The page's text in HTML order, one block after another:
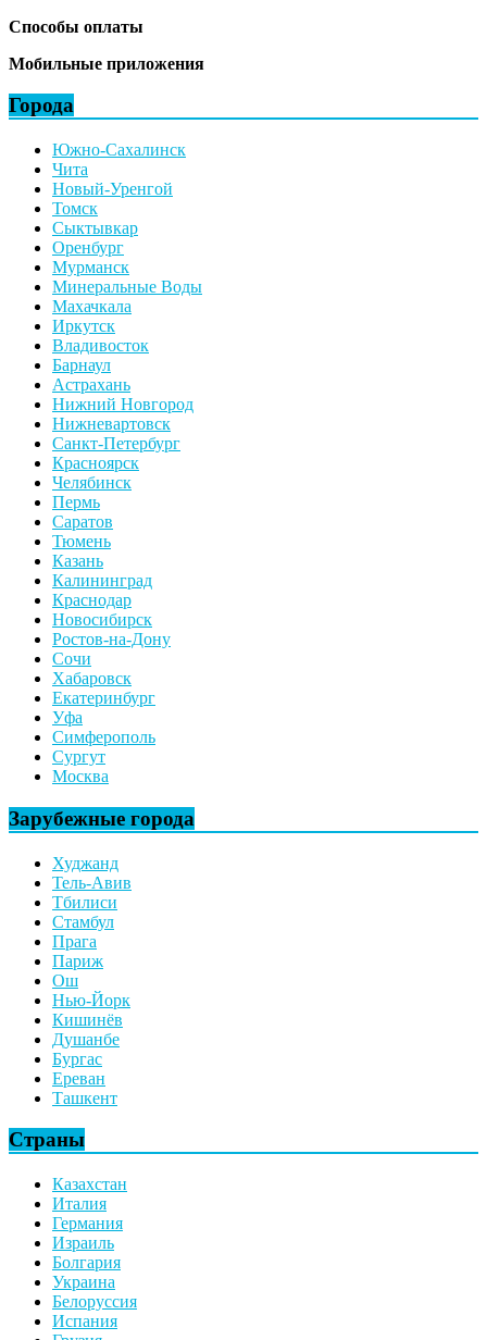
Способы оплаты
Мобильные приложения
Города
Южно-Сахалинск
Чита
Новый-Уренгой
Томск
Сыктывкар
Оренбург
Мурманск
Минеральные Воды
Махачкала
Иркутск
Владивосток
Барнаул
Астрахань
Нижний Новгород
Нижневартовск
Санкт-Петербург
Красноярск
Челябинск
Пермь
Саратов
Тюмень
Казань
Калининград
Краснодар
Новосибирск
Ростов-на-Дону
Сочи
Хабаровск
Екатеринбург
Уфа
Симферополь
Сургут
Москва
Зарубежные города
Худжанд
Тель-Авив
Тбилиси
Стамбул
Прага
Париж
Ош
Нью-Йорк
Кишинёв
Душанбе
Бургас
Ереван
Ташкент
Страны
Казахстан
Италия
Германия
Израиль
Болгария
Украина
Белоруссия
Испания